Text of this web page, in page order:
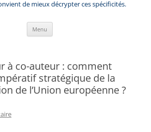
de mieux décrypter ces spécificités.
Menu
à co-auteur : comment
stratégique de la
de l’Union européenne ?